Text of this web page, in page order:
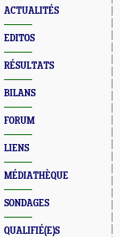
ACTUALITÉS
EDITOS
RÉSULTATS
BILANS
FORUM
LIENS
MÉDIATHÈQUE
SONDAGES
QUALIFIÉ(E)S